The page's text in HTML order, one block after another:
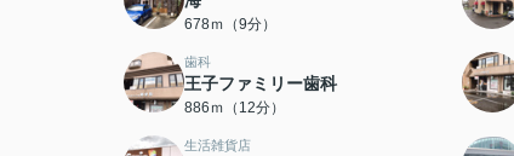
678ｍ（9分）
歯科
王子ファミリー歯科
886ｍ（12分）
生活雑貨店